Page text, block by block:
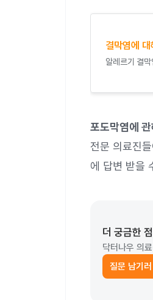
결막염에
알레르기 결
포도막염에
전문 의료진
에 답변 받을
더 궁금한
닥터나우 의
질문 남기